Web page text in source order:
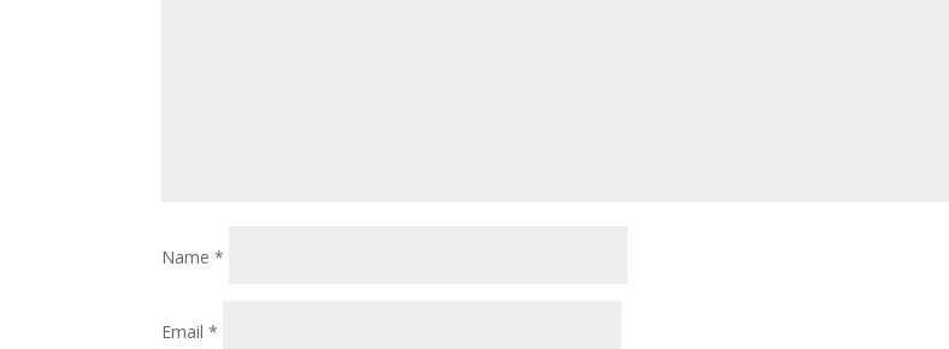
Name*
Email*